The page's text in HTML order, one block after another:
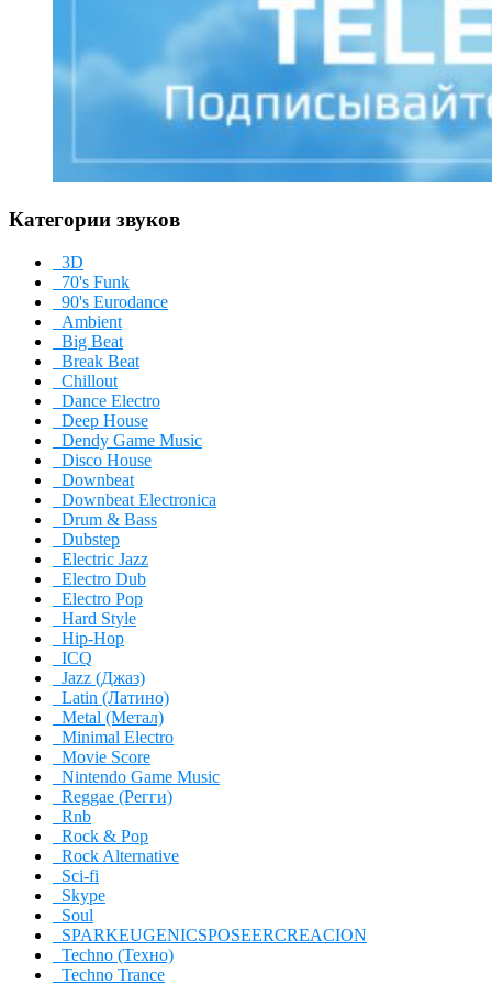
Категории звуков
3D
70's Funk
90's Eurodance
Ambient
Big Beat
Break Beat
Chillout
Dance Electro
Deep House
Dendy Game Music
Disco House
Downbeat
Downbeat Electronica
Drum & Bass
Dubstep
Electric Jazz
Electro Dub
Electro Pop
Hard Style
Hip-Hop
ICQ
Jazz (Джаз)
Latin (Латино)
Metal (Метал)
Minimal Electro
Movie Score
Nintendo Game Music
Reggae (Регги)
Rnb
Rock & Pop
Rock Alternative
Sci-fi
Skype
Soul
SPARKEUGENICSPOSEERCREACION
Techno (Техно)
Techno Trance